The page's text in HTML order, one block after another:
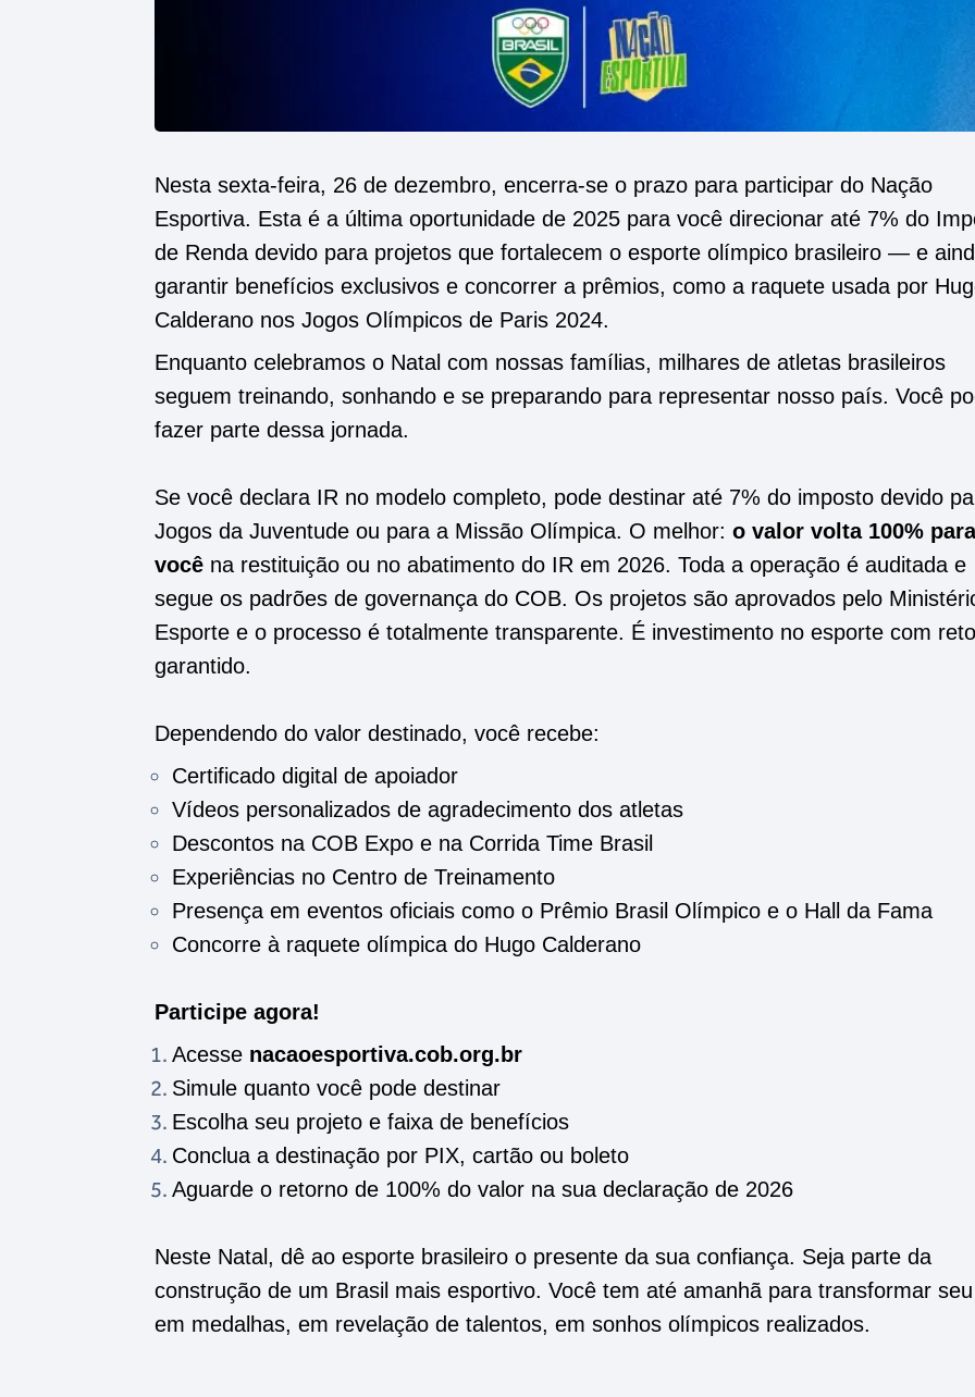
Nesta sexta-feira, 26 de dezembro, encerra-se o prazo para participar do Nação
Esportiva. Esta é a última oportunidade de 2025 para você direcionar até 7% do
de Renda devido para projetos que fortalecem o esporte olímpico brasileiro — e
garantir benefícios exclusivos e concorrer a prêmios, como a raquete usada por
Calderano nos Jogos Olímpicos de Paris 2024.
Enquanto celebramos o Natal com nossas famílias, milhares de atletas brasileiros
seguem treinando, sonhando e se preparando para representar nosso país. Você
fazer parte dessa jornada.
Se você declara IR no modelo completo, pode destinar até 7% do imposto devido
Jogos da Juventude ou para a Missão Olímpica. O melhor:o valor volta 100%
você na restituição ou no abatimento do IR em 2026. Toda a operação é auditada e
segue os padrões de governança do COB. Os projetos são aprovados pelo
Esporte e o processo é totalmente transparente. É investimento no esporte com
garantido.
Dependendo do valor destinado, você recebe:
Certificado digital de apoiador
Vídeos personalizados de agradecimento dos atletas
Descontos na COB Expo e na Corrida Time Brasil
Experiências no Centro de Treinamento
Presença em eventos oficiais como o Prêmio Brasil Olímpico e o Hall da Fama
Concorre à raquete olímpica do Hugo Calderano
Participe agora!
Acesse nacaoesportiva.cob.org.br
Simule quanto você pode destinar
Escolha seu projeto e faixa de benefícios
Conclua a destinação por PIX, cartão ou boleto
Aguarde o retorno de 100% do valor na sua declaração de 2026
Neste Natal, dê ao esporte brasileiro o presente da sua confiança. Seja parte da
construção de um Brasil mais esportivo. Você tem até amanhã para transformar
em medalhas, em revelação de talentos, em sonhos olímpicos realizados.